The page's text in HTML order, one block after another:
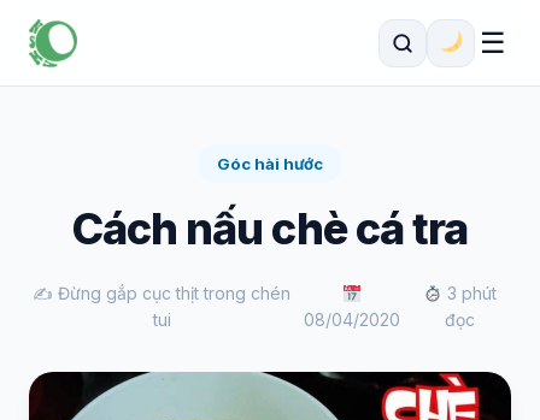
☰
Góc hài hước
Cách nấu chè cá tra
✍️ Đừng gắp cục thịt trong chén
tui
08/04/2020
3 phút
đọc